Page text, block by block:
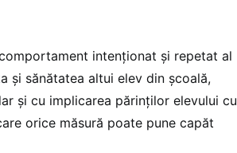
intenționat și repetat al
și sănătatea altui elev din școală,
și cu implicarea părinților elevului cu
orice măsură poate pune capăt